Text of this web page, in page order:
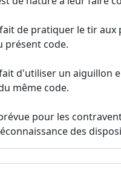
de pratiquer le tir aux
présent code.
d'utiliser un aiguillon
même code.
pour les
des